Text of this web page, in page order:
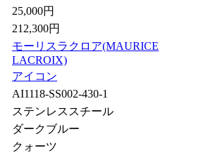
25,000円
212,300円
モーリスラクロア(MAURICE
LACROIX)
アイコン
AI1118-SS002-430-1
ステンレススチール
ダークブルー
クォーツ